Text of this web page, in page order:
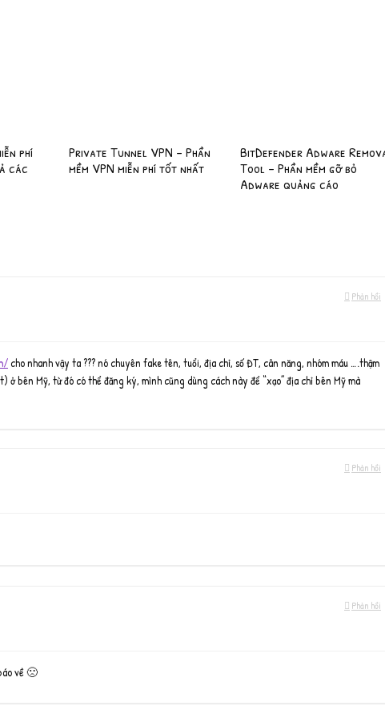
phí
các
Private Tunnel VPN – Phần
mềm VPN miễn phí tốt nhất
BitDefender Adware
Tool – Phần mềm gỡ bỏ
Adware quảng cáo
Phản hồi
cho nhanh vậy ta ??? nó chuyên fake tên, tuổi, địa chỉ, số ĐT, cân năng, nhóm máu ….thậm
bên Mỹ, từ đó có thể đăng ký, mình cũng dùng cách này để “xạo” địa chỉ bên Mỹ mà
Phản hồi
Phản hồi
về 🙁